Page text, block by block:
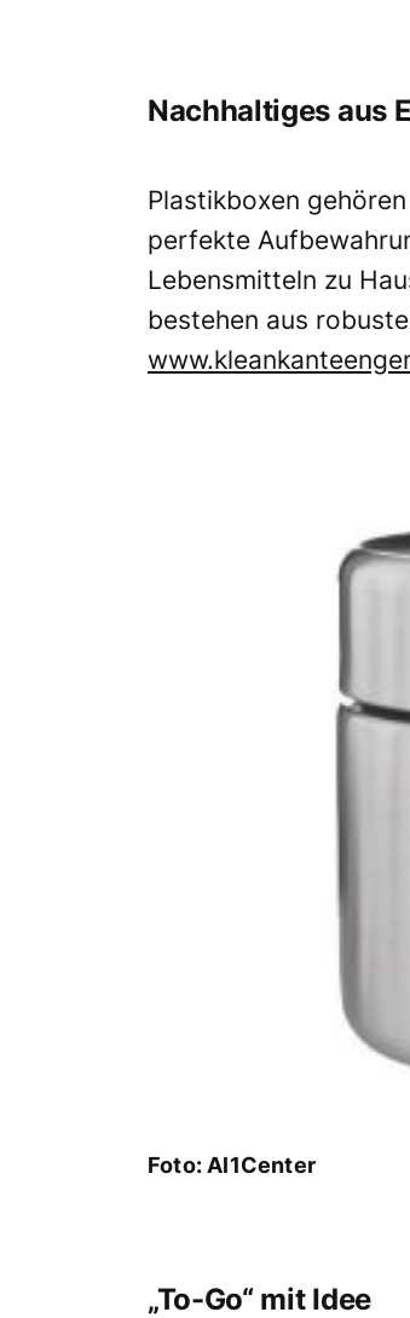
Nachhaltiges aus
Plastikboxen
perfekte
Lebensmitteln zu
bestehen aus
Foto: Al1Center
„To-Go“ mit Idee